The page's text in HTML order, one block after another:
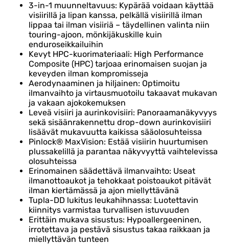
3-in-1 muunneltavuus: Kypärää voidaan käyttää
visiirillä ja lipan kanssa, pelkällä visiirillä ilman
lippaa tai ilman visiiriä – täydellinen valinta niin
touring-ajoon, mönkijäkuskille kuin
enduroseikkailuihin
Kevyt HPC-kuorimateriaali: High Performance
Composite (HPC) tarjoaa erinomaisen suojan ja
keveyden ilman kompromisseja
Aerodynaaminen ja hiljainen: Optimoitu
ilmanvaihto ja virtausmuotoilu takaavat mukavan
ja vakaan ajokokemuksen
Leveä visiiri ja aurinkovisiiri: Panoraamanäkyvyys
sekä sisäänrakennettu drop-down aurinkovisiiri
lisäävät mukavuutta kaikissa sääolosuhteissa
Pinlock® MaxVision: Estää visiirin huurtumisen
plussakelillä ja parantaa näkyvyyttä vaihtelevissa
olosuhteissa
Erinomainen säädettävä ilmanvaihto: Useat
ilmanottoaukot ja tehokkaat poistoaukot pitävät
ilman kiertämässä ja ajon miellyttävänä
Tupla-DD lukitus leukahihnassa: Luotettavin
kiinnitys varmistaa turvallisen istuvuuden
Erittäin mukava sisustus: Hypoallergeeninen,
irrotettava ja pestävä sisustus takaa raikkaan ja
miellyttävän tunteen